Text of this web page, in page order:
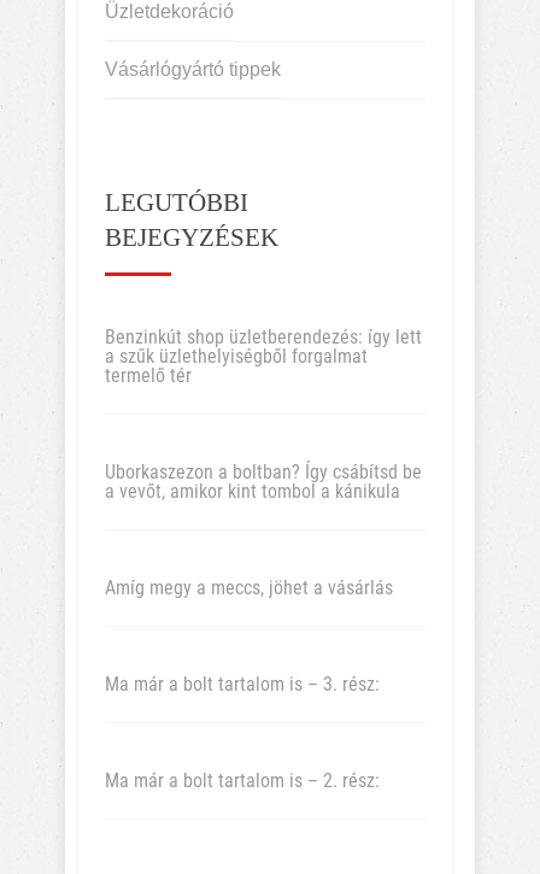
Üzletdekoráció
Vásárlógyártó tippek
LEGUTÓBBI
BEJEGYZÉSEK
Benzinkút shop üzletberendezés: így lett
a szűk üzlethelyiségből forgalmat
termelő tér
Uborkaszezon a boltban? Így csábítsd be
a vevőt, amikor kint tombol a kánikula
Amíg megy a meccs, jöhet a vásárlás
Ma már a bolt tartalom is – 3. rész:
Ma már a bolt tartalom is – 2. rész: